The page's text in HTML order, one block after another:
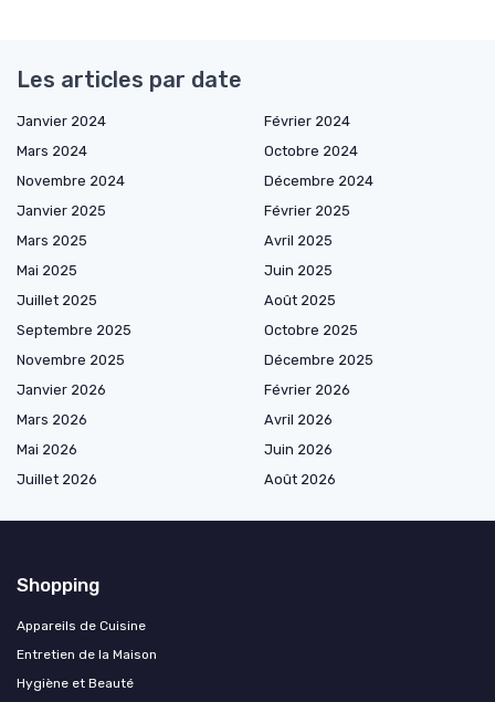
Les articles par date
Janvier 2024
Février 2024
Mars 2024
Octobre 2024
Novembre 2024
Décembre 2024
Janvier 2025
Février 2025
Mars 2025
Avril 2025
Mai 2025
Juin 2025
Juillet 2025
Août 2025
Septembre 2025
Octobre 2025
Novembre 2025
Décembre 2025
Janvier 2026
Février 2026
Mars 2026
Avril 2026
Mai 2026
Juin 2026
Juillet 2026
Août 2026
Shopping
Appareils de Cuisine
Entretien de la Maison
Hygiène et Beauté